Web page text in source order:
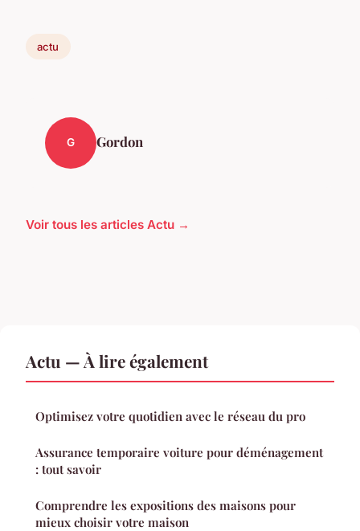
actu
G Gordon
Voir tous les articles Actu →
Actu — À lire également
Optimisez votre quotidien avec le réseau du pro
Assurance temporaire voiture pour déménagement
: tout savoir
Comprendre les expositions des maisons pour
mieux choisir votre maison